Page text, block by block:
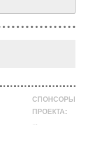
СПОНСОРЫ
ПРОЕКТА:
...